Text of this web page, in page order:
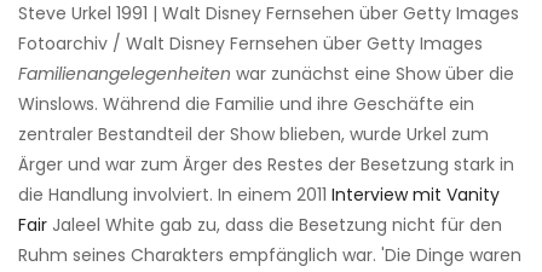
Steve Urkel 1991 | Walt Disney Fernsehen über Getty Images
Fotoarchiv / Walt Disney Fernsehen über Getty Images
Familienangelegenheiten war zunächst eine Show über die
Winslows. Während die Familie und ihre Geschäfte ein
zentraler Bestandteil der Show blieben, wurde Urkel zum
Ärger und war zum Ärger des Restes der Besetzung stark in
die Handlung involviert. In einem 2011 Interview mit Vanity
Fair Jaleel White gab zu, dass die Besetzung nicht für den
Ruhm seines Charakters empfänglich war. 'Die Dinge waren